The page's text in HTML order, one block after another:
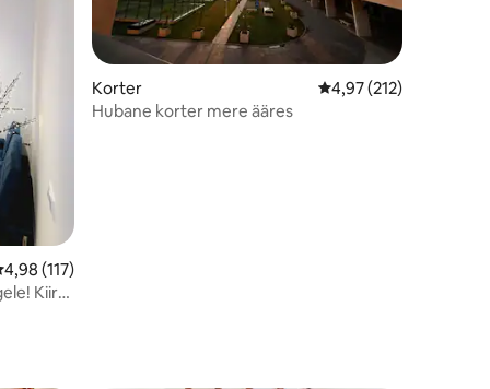
hinnang 4,98/5, 117 hinnangut
4,98 (117)
Kiire
Korter Keskmine hinnang
4,97 (212)
Hubane korter mere ääres